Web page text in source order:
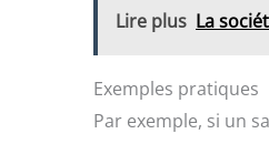
Lire plus La
Exemples pratiques
Par exemple, si un